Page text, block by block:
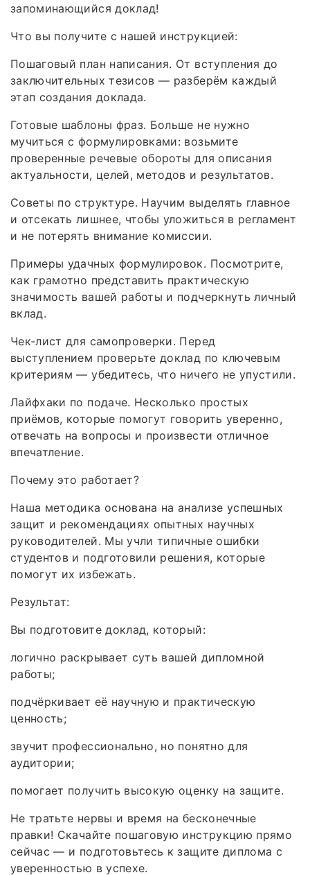
запоминающийся доклад!
Что вы получите с нашей инструкцией:
Пошаговый план написания. От вступления до
заключительных тезисов — разберём каждый
этап создания доклада.
Готовые шаблоны фраз. Больше не нужно
мучиться с формулировками: возьмите
проверенные речевые обороты для описания
актуальности, целей, методов и результатов.
Советы по структуре. Научим выделять главное
и отсекать лишнее, чтобы уложиться в регламент
и не потерять внимание комиссии.
Примеры удачных формулировок. Посмотрите,
как грамотно представить практическую
значимость вашей работы и подчеркнуть личный
вклад.
Чек‑лист для самопроверки. Перед
выступлением проверьте доклад по ключевым
критериям — убедитесь, что ничего не упустили.
Лайфхаки по подаче. Несколько простых
приёмов, которые помогут говорить уверенно,
отвечать на вопросы и произвести отличное
впечатление.
Почему это работает?
Наша методика основана на анализе успешных
защит и рекомендациях опытных научных
руководителей. Мы учли типичные ошибки
студентов и подготовили решения, которые
помогут их избежать.
Результат:
Вы подготовите доклад, который:
логично раскрывает суть вашей дипломной
работы;
подчёркивает её научную и практическую
ценность;
звучит профессионально, но понятно для
аудитории;
помогает получить высокую оценку на защите.
Не тратьте нервы и время на бесконечные
правки! Скачайте пошаговую инструкцию прямо
сейчас — и подготовьтесь к защите диплома с
уверенностью в успехе.